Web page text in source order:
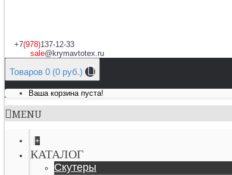
+7(978)137-12-33
sale@krymavtotex.ru
Товаров 0 (0 руб.)
Ваша корзина пуста!
MENU
+
КАТАЛОГ
Скутеры